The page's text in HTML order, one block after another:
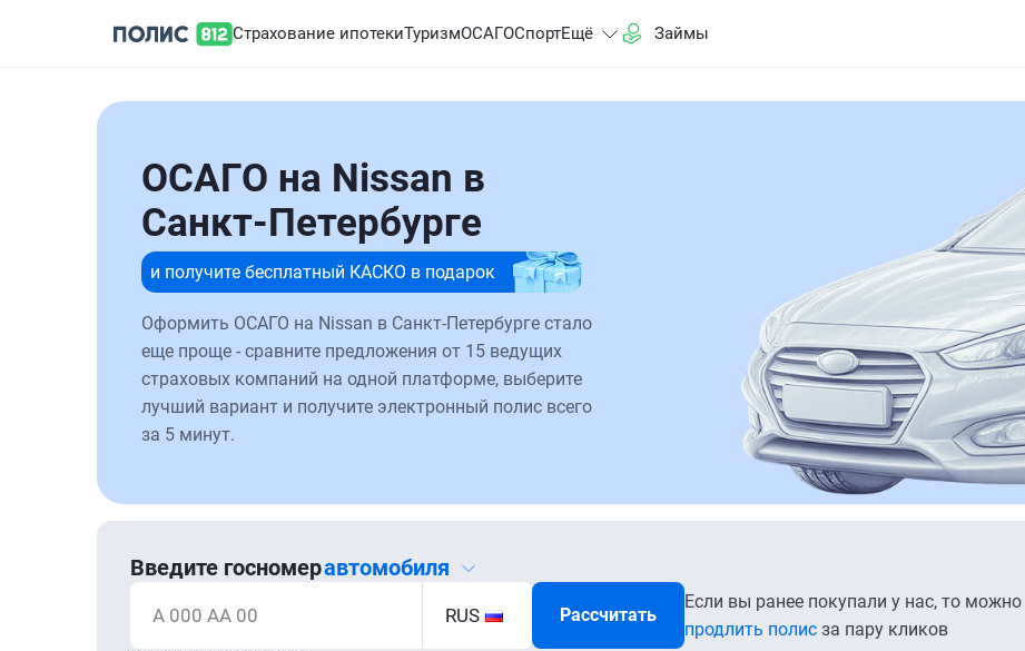
Страхование ипотекиТуризмОСАГОСпортЕщё Займы
ОСАГО на Nissan в
Санкт-Петербурге
и получите бесплатный КАСКО в подарок
Оформить ОСАГО на Nissan в Санкт-Петербурге стало
еще проще - сравните предложения от 15 ведущих
страховых компаний на одной платформе, выберите
лучший вариант и получите электронный полис всего
за 5 минут.
Введите госномеравтомобиля
А 000 АА 00 RUS Рассчитать
Если вы ранее покупали у нас, то можно
продлить полис за пару кликов